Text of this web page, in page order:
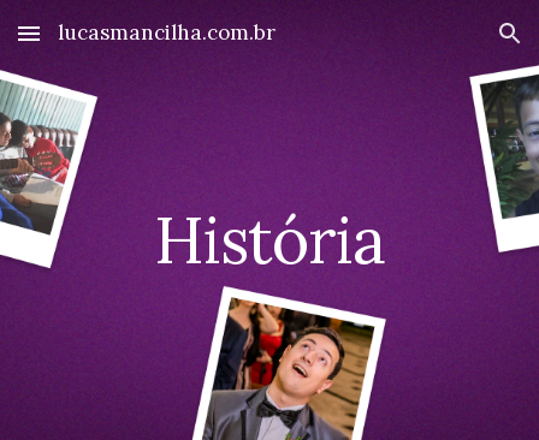
Skip to main content Skip to navigation
lucasmancilha.com.br
História